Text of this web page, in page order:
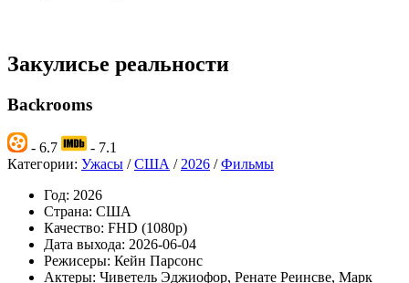
Закулисье реальности
Backrooms
- 6.7
- 7.1
Категории: Ужасы /США / 2026 /Фильмы
Год: 2026
Страна: США
Качество: FHD (1080p)
Дата выхода: 2026-06-04
Режисеры: Кейн Парсонс
Актеры: Чиветель Эджиофор, Ренате Реинсве, Марк